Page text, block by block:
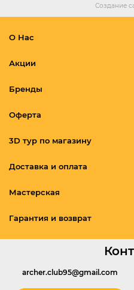
Создание
О Нас
Акции
Бренды
Оферта
3D тур по магазину
Доставка и оплата
Мастерская
Гарантия и возврат
archer.club95@gmail.com